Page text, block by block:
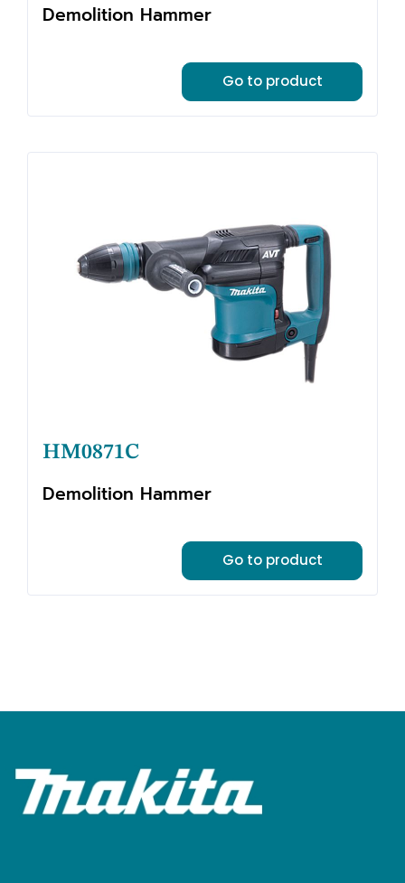
Demolition Hammer
Go to product
HM0871C
Demolition Hammer
Go to product